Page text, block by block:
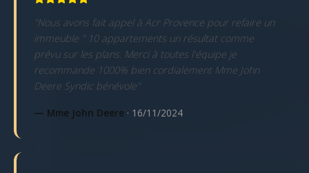
"Nous avons fait appel à Acr Provence pour refaire un
immeuble " 10 appartements un résultat comme
prévu sur les plans. Merci à toutes l'équipe je
recommande 1000% bien cordialement Mme John
Deere Syndic bénévole"
— Mme John Deere · 16/11/2024